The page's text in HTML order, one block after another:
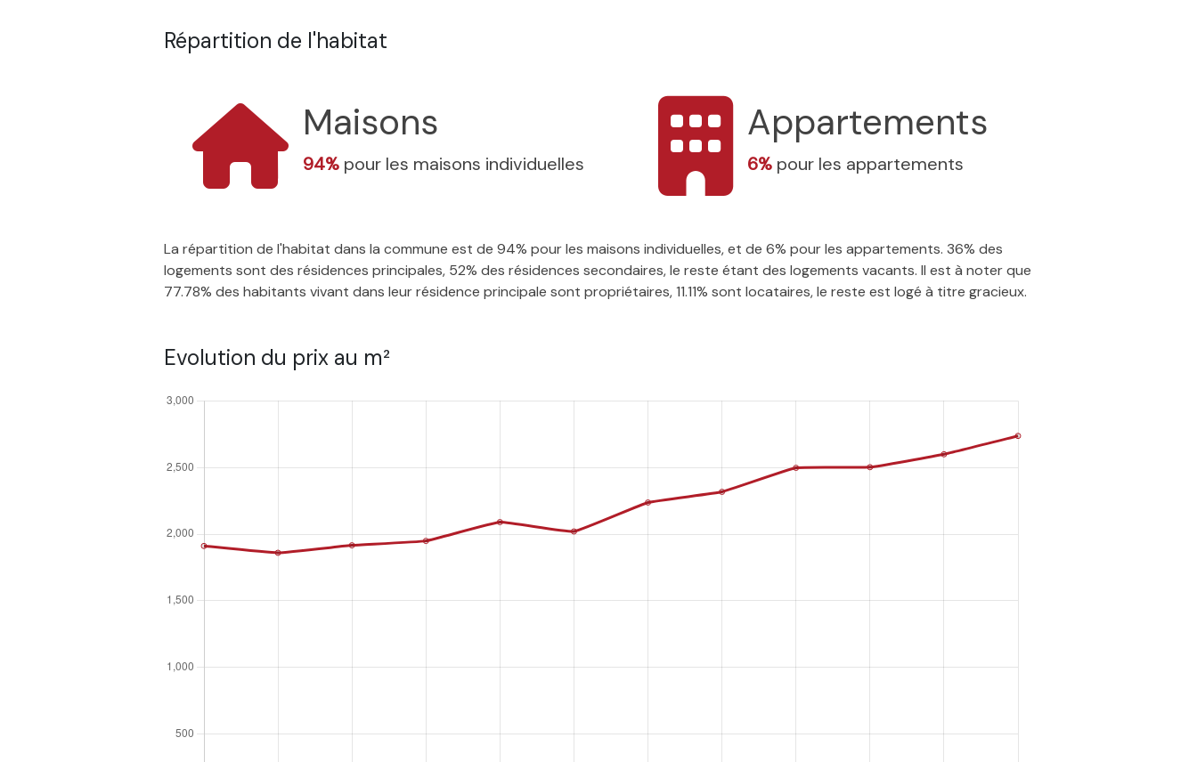
Répartition de l'habitat
Maisons
94% pour les maisons individuelles
Appartements
6% pour les appartements
La répartition de l'habitat dans la commune est de 94% pour les maisons individuelles, et de 6% pour les appartements. 36% des
logements sont des résidences principales, 52% des résidences secondaires, le reste étant des logements vacants. Il est à noter que
77.78% des habitants vivant dans leur résidence principale sont propriétaires, 11.11% sont locataires, le reste est logé à titre gracieux.
Evolution du prix au m²